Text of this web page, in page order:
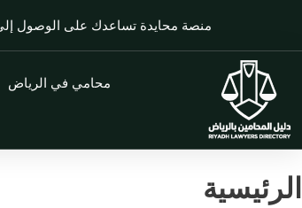
منصة محايدة تساعدك على الوصول
محامي في الرياض
الرئيسية